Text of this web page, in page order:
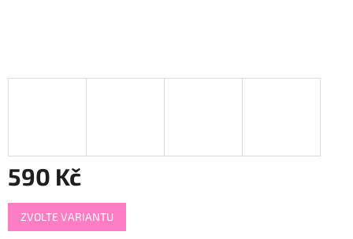
590 Kč
Měrná
cena:
ZVOLTE VARIANTU